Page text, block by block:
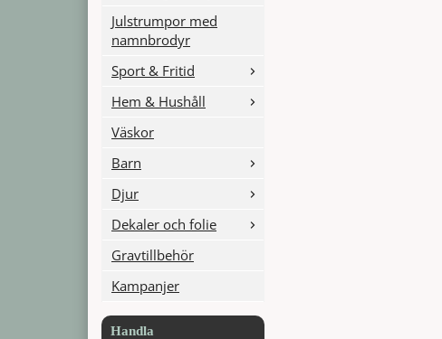
Julstrumpor med
namnbrodyr
Sport & Fritid
Hem & Hushåll
Väskor
Barn
Djur
Dekaler och folie
Gravtillbehör
Kampanjer
Handla